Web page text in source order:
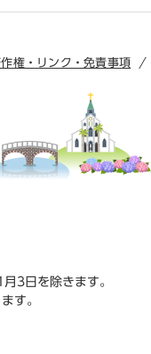
権・リンク・免責事項
3日を除きます。
す。